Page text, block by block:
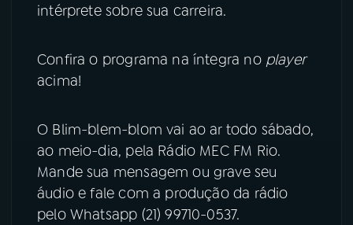
07ÚLTIMAS
08 PRÊMIO RÁDIO MEC
ACOMPANHE A RÁDIO MEC
YouTube Facebook
Instagram X
intérprete sobre sua carreira.
Confira o programa na íntegra noplayer
acima!
O Blim-blem-blom vai ao ar todo sábado,
ao meio-dia, pela Rádio MEC FM Rio.
Mande sua mensagem ou grave seu
áudio e fale com a produção da rádio
pelo Whatsapp (21) 99710-0537.